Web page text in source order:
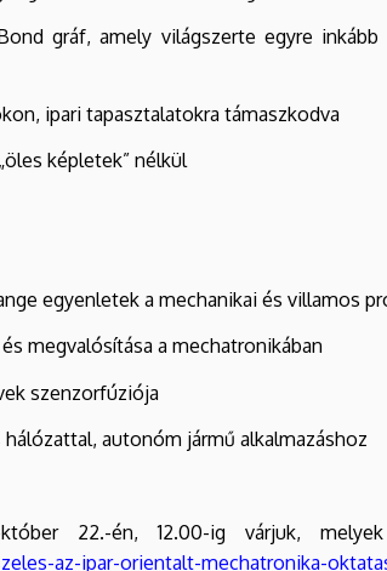
gráf, amely világszerte egyre
ipari tapasztalatokra támaszkodva
képletek” nélkül
egyenletek a mechanikai és villamos
megvalósítása a mechatronikában
szenzorfúziója
autonóm jármű alkalmazáshoz
22.-én, 12.00-ig várjuk,
az-ipar-orientalt-mechatronika-